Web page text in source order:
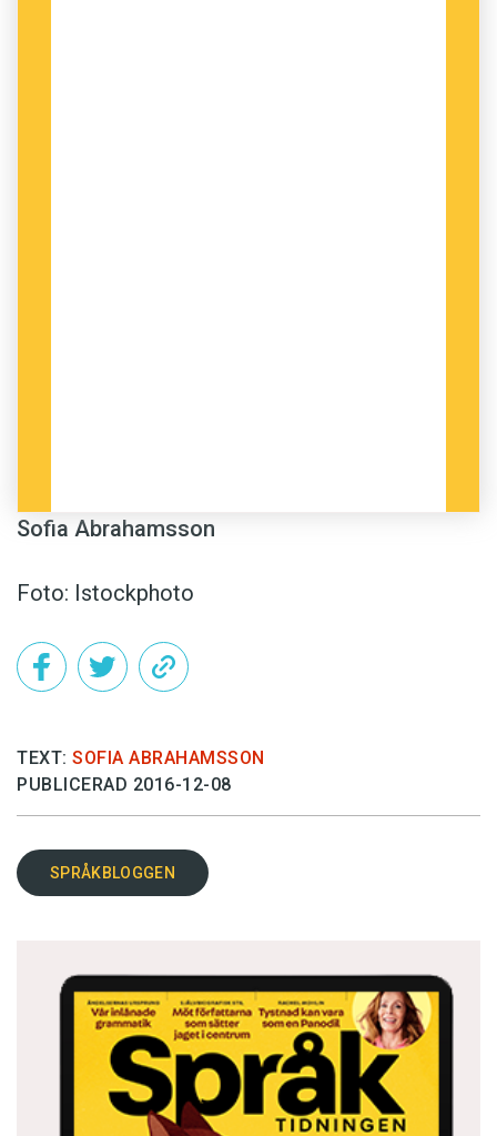
Sofia Abrahamsson
Foto: Istockphoto
TEXT: SOFIA ABRAHAMSSON
PUBLICERAD 2016-12-08
SPRÅKBLOGGEN